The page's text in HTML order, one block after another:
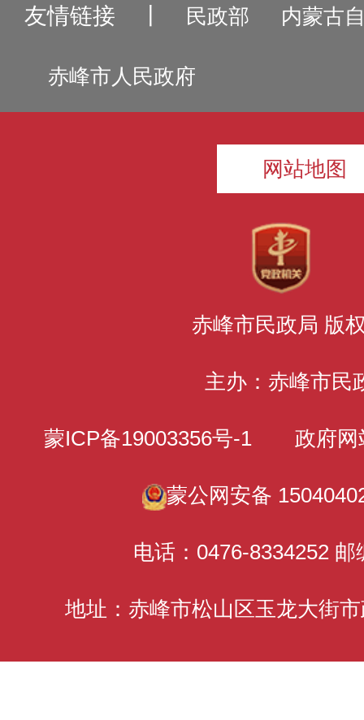
友情链接 民政部 内蒙古
赤峰市人民政府
网站地图
赤峰市民政局 版
主办：赤峰市民
蒙ICP备19003356号-1 政府网
蒙公网安备
电话：0476-8334252 邮
地址：赤峰市松山区玉龙大街